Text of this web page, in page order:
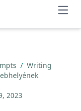
/ Writing
2023